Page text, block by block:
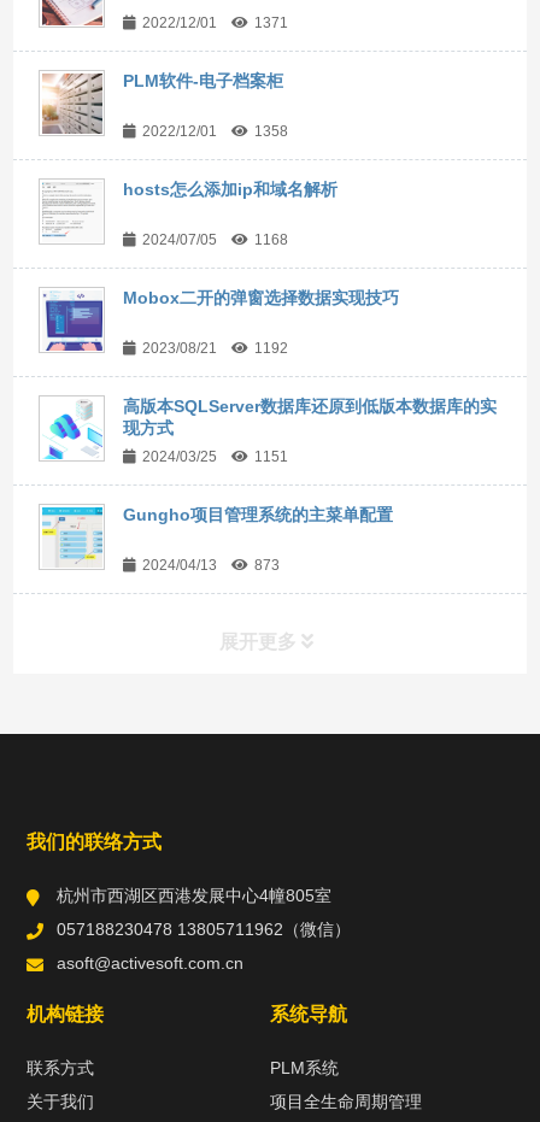
2022/12/01 1371
PLM软件-电子档案柜
2022/12/01 1358
hosts怎么添加ip和域名解析
2024/07/05 1168
Mobox二开的弹窗选择数据实现技巧
2023/08/21 1192
高版本SQLServer数据库还原到低版本数据库的实
现方式
2024/03/25 1151
Gungho项目管理系统的主菜单配置
2024/04/13 873
展开更多
我们的联络方式
杭州市西湖区西港发展中心4幢805室
057188230478 13805711962（微信）
asoft@activesoft.com.cn
机构链接
联系方式
关于我们
系统导航
PLM系统
项目全生命周期管理